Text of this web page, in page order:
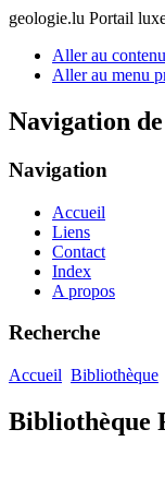
geologie.lu Portail
Aller au contenu
Aller au menu
Navigation
Navigation
Accueil
Liens
Contact
Index
A propos
Recherche
Accueil Bibliothèque
Bibliothèque